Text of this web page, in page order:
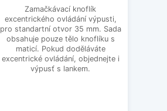
Zamačkávací knoflík
excentrického ovládání výpusti,
pro standartní otvor 35 mm. Sada
obsahuje pouze tělo knoflíku s
maticí. Pokud doděláváte
excentrické ovládání, objednejte i
výpusť s lankem.